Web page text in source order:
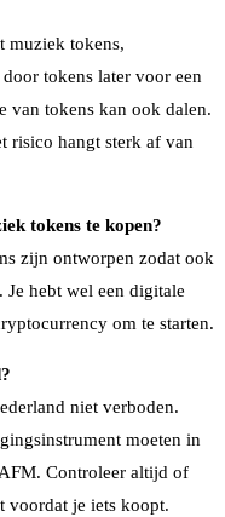
muziek tokens,
tokens later voor een
van tokens kan ook dalen.
risico hangt sterk af van
tokens te kopen?
zijn ontworpen zodat ook
hebt wel een digitale
om te starten.
niet verboden.
moeten in
Controleer altijd of
voordat je iets koopt.